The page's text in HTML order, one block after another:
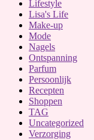
Lifestyle
Lisa's Life
Make-up
Mode
Nagels
Ontspanning
Parfum
Persoonlijk
Recepten
Shoppen
TAG
Uncategorized
Verzorging